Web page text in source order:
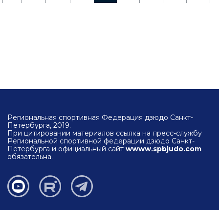
Региональная спортивная Федерация дзюдо Санкт-
Петербурга, 2019.
При цитировании материалов ссылка на пресс-службу
Региональной спортивной федерации дзюдо Санкт-
Петербурга и официальный сайт wwww.spbjudo.com
обязательна.